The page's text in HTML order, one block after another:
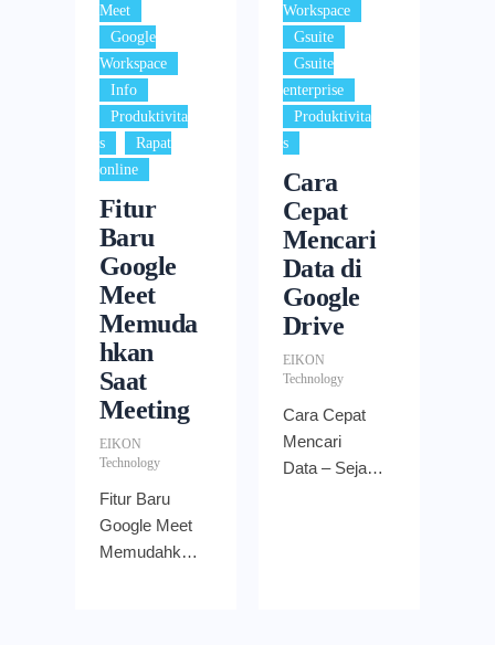
Meet
Google
Workspace
Info
Produktivita
s
Rapat
online
Fitur
Baru
Google
Meet
Memuda
hkan
Saat
Meeting
EIKON
Technology
Fitur Baru
Google Meet
Memudahkan
Workspace
Gsuite
Gsuite
enterprise
Produktivita
s
Cara
Cepat
Mencari
Data di
Google
Drive
EIKON
Technology
Cara Cepat
Mencari
Data – Sejak